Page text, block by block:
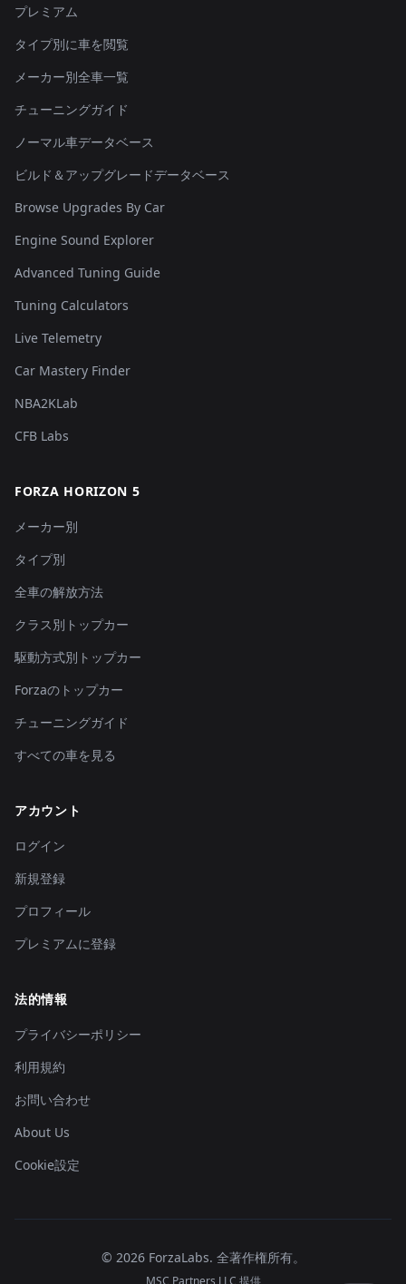
プレミアム
タイプ別に車を閲覧
メーカー別全車一覧
チューニングガイド
ノーマル車データベース
ビルド＆アップグレードデータベース
Browse Upgrades By Car
Engine Sound Explorer
Advanced Tuning Guide
Tuning Calculators
Live Telemetry
Car Mastery Finder
NBA2KLab
CFB Labs
FORZA HORIZON 5
メーカー別
タイプ別
全車の解放方法
クラス別トップカー
駆動方式別トップカー
Forzaのトップカー
チューニングガイド
すべての車を見る
アカウント
ログイン
新規登録
プロフィール
プレミアムに登録
法的情報
プライバシーポリシー
利用規約
お問い合わせ
About Us
Cookie設定
© 2026 ForzaLabs. 全著作権所有。
MSC Partners LLC 提供